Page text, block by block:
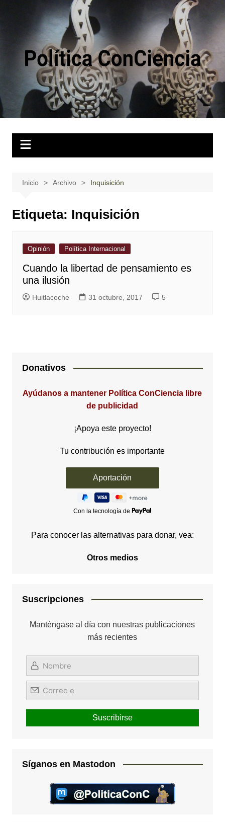
Inicio Archivo Inquisición
Etiqueta: Inquisición
Opinión Política Internacional
Cuando la libertad de pensamiento es
una ilusión
Huitlacoche 31 octubre, 2017 5
Donativos
Ayúdanos a mantener Política ConCiencia libre
de publicidad
¡Apoya este proyecto!
Tu contribución es importante
Con la tecnología de
Para conocer las alternativas para donar, vea:
Otros medios
Suscripciones
Manténgase al día con nuestras publicaciones
más recientes
Síganos en Mastodon